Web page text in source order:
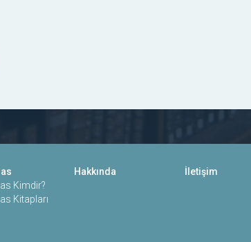
Kimdir?
Kitapları
Hakkında İletişim